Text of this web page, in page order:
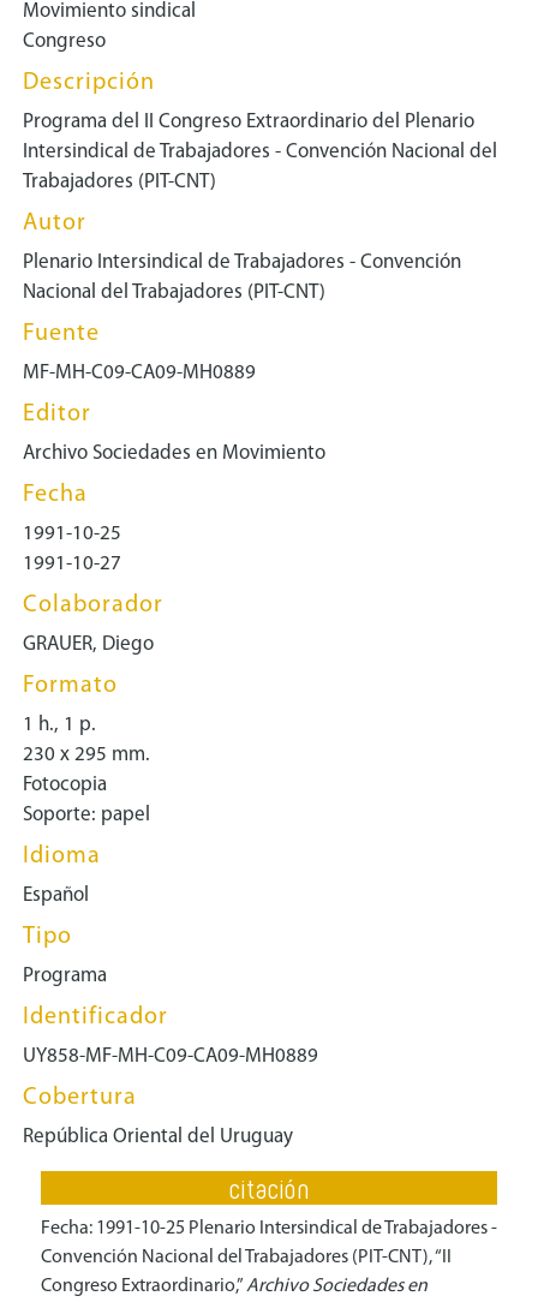
Movimiento sindical
Congreso
Descripción
Programa del II Congreso Extraordinario del Plenario
Intersindical de Trabajadores - Convención Nacional del
Trabajadores (PIT-CNT)
Autor
Plenario Intersindical de Trabajadores - Convención
Nacional del Trabajadores (PIT-CNT)
Fuente
MF-MH-C09-CA09-MH0889
Editor
Archivo Sociedades en Movimiento
Fecha
1991-10-25
1991-10-27
Colaborador
GRAUER, Diego
Formato
1 h., 1 p.
230 x 295 mm.
Fotocopia
Soporte: papel
Idioma
Español
Tipo
Programa
Identificador
UY858-MF-MH-C09-CA09-MH0889
Cobertura
República Oriental del Uruguay
citación
Fecha: 1991-10-25 Plenario Intersindical de Trabajadores -
Convención Nacional del Trabajadores (PIT-CNT), “II
Congreso Extraordinario,”Archivo Sociedades en